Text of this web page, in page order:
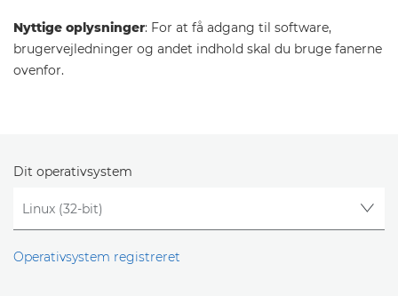
Nyttige oplysninger: For at få adgang til software,
brugervejledninger og andet indhold skal du bruge fanerne
ovenfor.
Dit operativsystem
Operativsystem registreret